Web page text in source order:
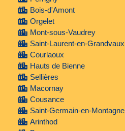
Bois-d'Amont
Orgelet
Mont-sous-Vaudrey
Saint-Laurent-en-Grandvaux
Courlaoux
Hauts de Bienne
Sellières
Macornay
Cousance
Saint-Germain-en-Montagne
Arinthod